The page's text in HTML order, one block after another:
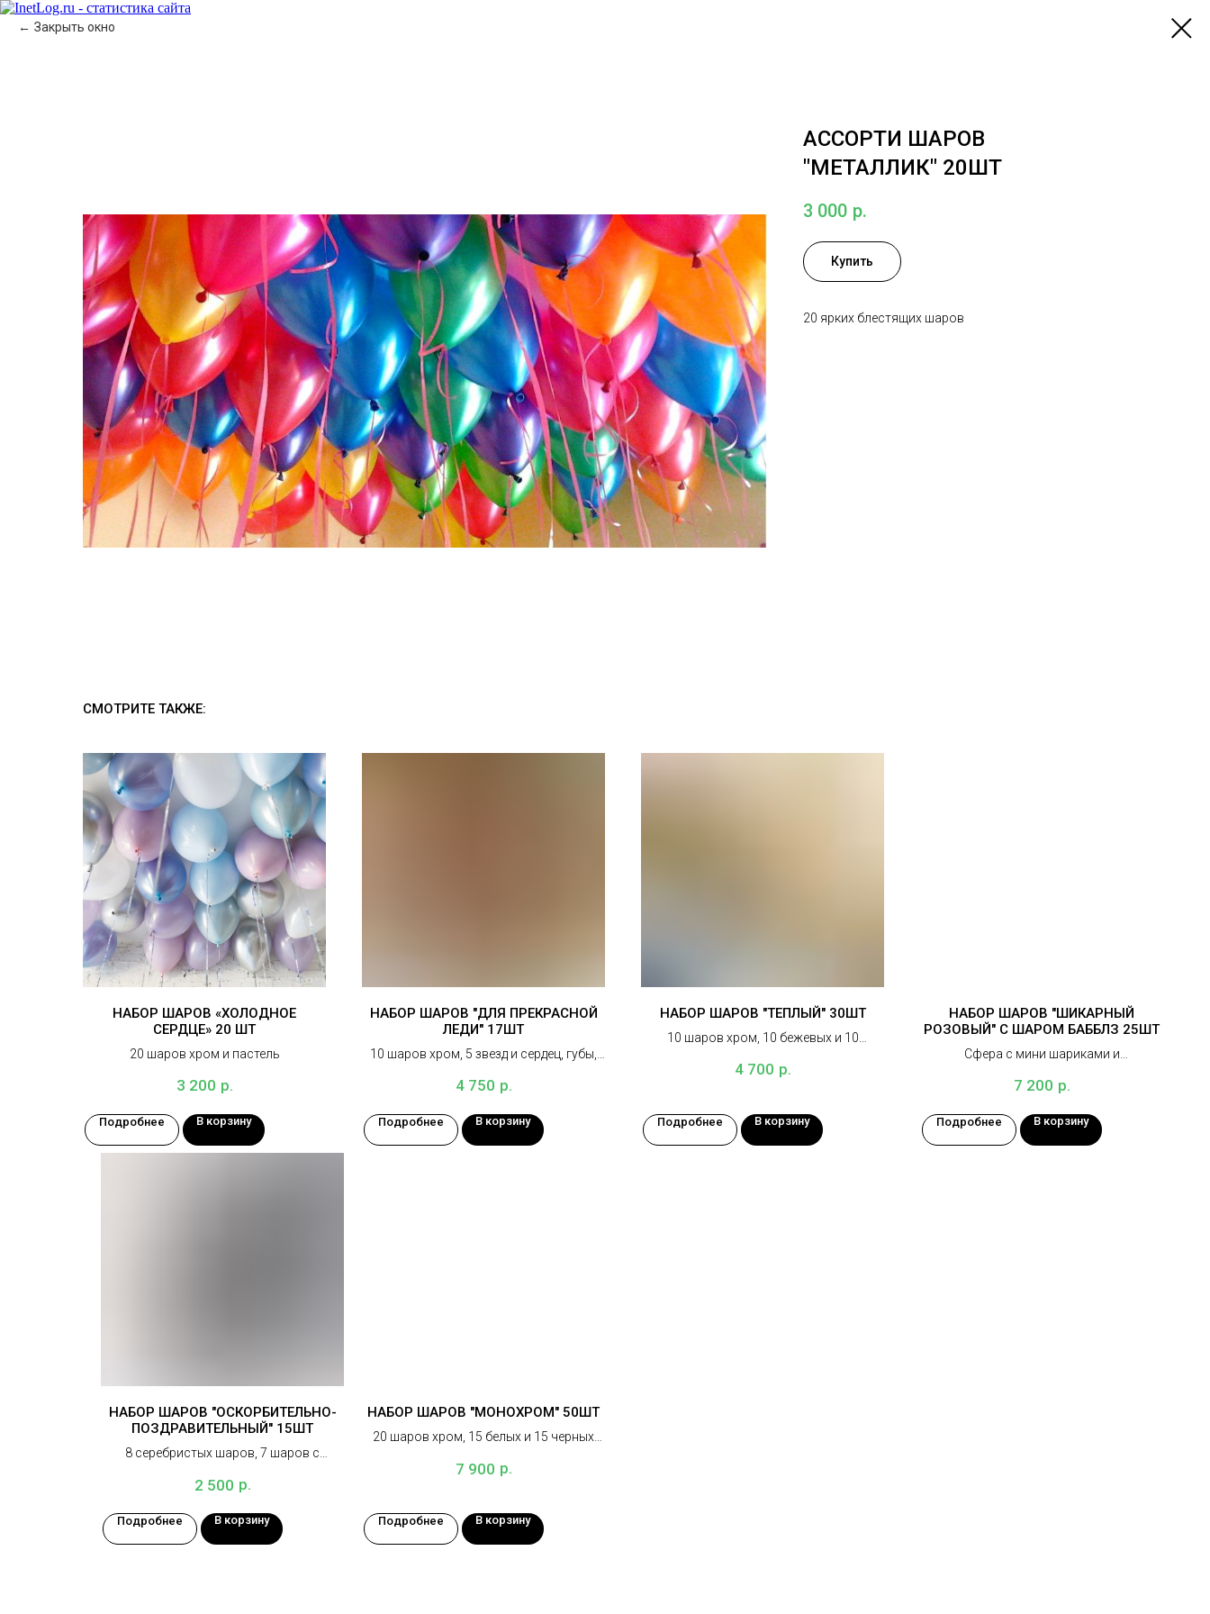
Закрыть окно
АССОРТИ ШАРОВ
"МЕТАЛЛИК" 20ШТ
3 000 р.
Купить
20 ярких блестящих шаров
СМОТРИТЕ ТАКЖЕ:
НАБОР ШАРОВ «ХОЛОДНОЕ
СЕРДЦЕ» 20 ШТ
20 шаров хром и пастель
3 200 р.
Подробнее В корзину
НАБОР ШАРОВ "ДЛЯ ПРЕКРАСНОЙ
ЛЕДИ" 17ШТ
10 шаров хром, 5 звезд и сердец, губы,
4 750 р.
Подробнее В корзину
НАБОР ШАРОВ "ТЕПЛЫЙ" 30ШТ
10 шаров хром, 10 бежевых и 10
4 700 р.
Подробнее В корзину
НАБОР ШАРОВ "ШИКАРНЫЙ
РОЗОВЫЙ" С ШАРОМ БАББЛЗ 25ШТ
Сфера с мини шариками и
хром, 14 розовых шаров
7 200 р.
Подробнее В корзину
НАБОР ШАРОВ "ОСКОРБИТЕЛЬНО-
ПОЗДРАВИТЕЛЬНЫЙ" 15ШТ
8 серебристых шаров, 7 шаров с
2 500 р.
Подробнее В корзину
НАБОР ШАРОВ "МОНОХРОМ" 50ШТ
20 шаров хром, 15 белых и 15 черных
7 900 р.
Подробнее В корзину